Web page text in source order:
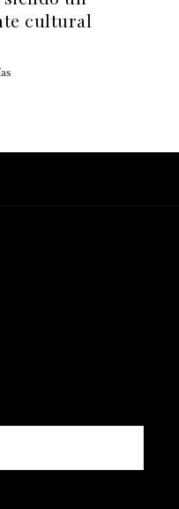
cultural